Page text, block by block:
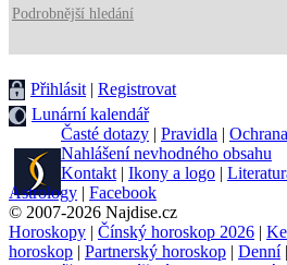
Podrobnější hledání
Přihlásit | Registrovat
Lunární kalendář
Časté dotazy | Pravidla |
Nahlášení nevhodného obsahu
Kontakt | Ikony a logo |
Astrology | Facebook
© 2007-2026 Najdise.cz
Horoskopy | Čínský horoskop 2026 |
horoskop | Partnerský horoskop | Denní|